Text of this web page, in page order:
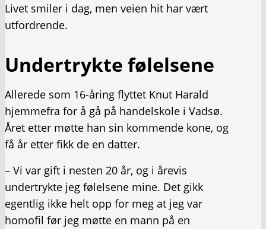
Livet smiler i dag, men veien hit har vært
utfordrende.
Undertrykte følelsene
Allerede som 16-åring flyttet Knut Harald
hjemmefra for å gå på handelskole i Vadsø.
Året etter møtte han sin kommende kone, og
få år etter fikk de en datter.
– Vi var gift i nesten 20 år, og i årevis
undertrykte jeg følelsene mine. Det gikk
egentlig ikke helt opp for meg at jeg var
homofil før jeg møtte en mann på en